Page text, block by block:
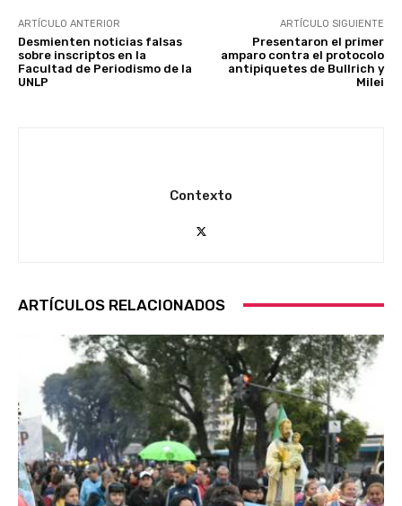
ARTÍCULO ANTERIOR
Desmienten noticias falsas
sobre inscriptos en la
Facultad de Periodismo de la
UNLP
ARTÍCULO SIGUIENTE
Presentaron el primer
amparo contra el protocolo
antipiquetes de Bullrich y
Milei
Contexto
ARTÍCULOS RELACIONADOS